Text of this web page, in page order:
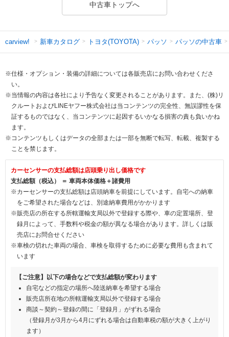
中古車トップへ
carview! 新車カタログ トヨタ(TOYOTA) パッソ パッソの中古車
※仕様・オプション・装備の詳細については各販売店にお問い合わせくださ
い。
※当情報の内容は各社により予告なく変更されることがあります。また、(株)リ
クルートおよびLINEヤフー株式会社は当コンテンツの完全性、無誤謬性を保
証するものではなく、当コンテンツに起因するいかなる損害の責も負いかね
ます。
※コンテンツもしくはデータの全部または一部を無断で転写、転載、複製する
ことを禁じます。
カーセンサーの支払総額は店頭乗り出し価格です
支払総額（税込） ＝ 車両本体価格＋諸費用
※カーセンサーの支払総額は店頭納車を前提にしています。自宅への納車
をご希望された場合などは、別途納車費用がかかります
※販売店の所在する所轄運輸支局以外で登録する際や、車の定置場所、登
録月によって、手数料や税金の額が異なる場合があります。詳しくは販
売店にお問合せください
※車検の切れた車両の場合、車検を取得するために必要な費用も含まれて
います
【ご注意】以下の場合などで支払総額が変わります
自宅などの指定の場所へ陸送納車を希望する場合
販売店所在地の所轄運輸支局以外で登録する場合
商談～契約～登録の間に「登録月」がずれる場合
（登録月が3月から4月にずれる場合は自動車税の額が大きく上がり
ます）